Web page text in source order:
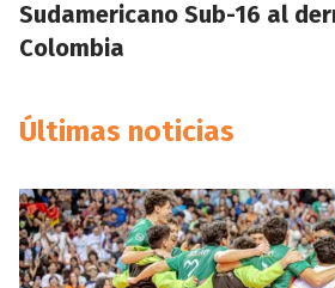
Sudamericano Sub-16 al
Colombia
Últimas noticias